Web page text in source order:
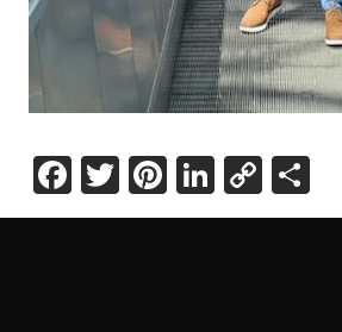
Facebook
Twitter
Pinterest
Copy